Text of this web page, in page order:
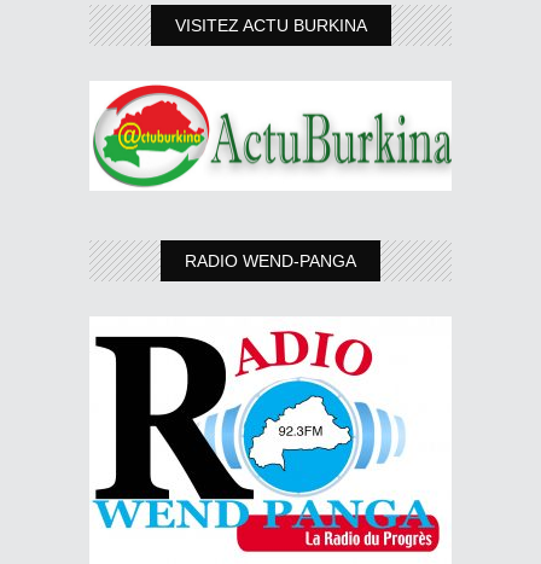
VISITEZ ACTU BURKINA
RADIO WEND-PANGA